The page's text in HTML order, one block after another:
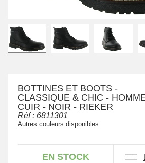
BOTTINES ET BOOTS -
CLASSIQUE & CHIC -
CUIR - NOIR - RIEKER
Réf : 6811301
Autres couleurs disponibles
EN STOCK